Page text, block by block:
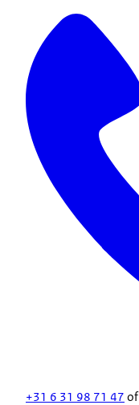
+31 6 31 98 71 47 of